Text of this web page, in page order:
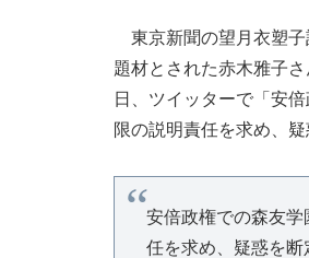
東京新聞の望月衣塑子
題材とされた赤木雅子
日、ツイッターで「安
限の説明責任を求め、
安倍政権での森友
任を求め、疑惑を